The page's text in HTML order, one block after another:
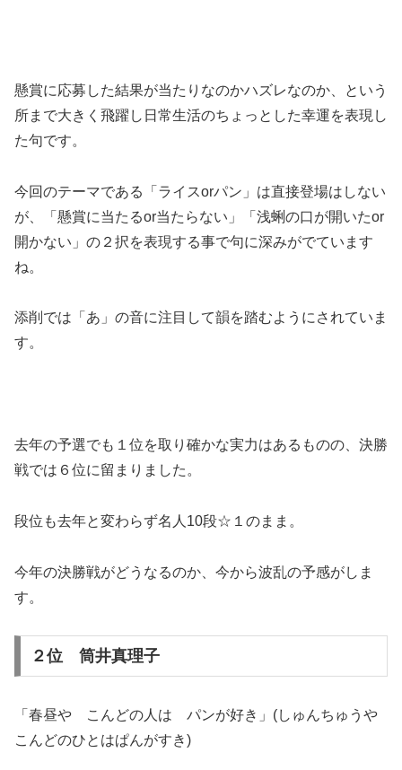
懸賞に応募した結果が当たりなのかハズレなのか、という
所まで大きく飛躍し日常生活のちょっとした幸運を表現し
た句です。
今回のテーマである「ライスorパン」は直接登場はしない
が、「懸賞に当たるor当たらない」「浅蜊の口が開いたor
開かない」の２択を表現する事で句に深みがでています
ね。
添削では「あ」の音に注目して韻を踏むようにされていま
す。
去年の予選でも１位を取り確かな実力はあるものの、決勝
戦では６位に留まりました。
段位も去年と変わらず名人10段☆１のまま。
今年の決勝戦がどうなるのか、今から波乱の予感がしま
す。
２位 筒井真理子
「春昼や こんどの人は パンが好き」(しゅんちゅうや
こんどのひとはぱんがすき)